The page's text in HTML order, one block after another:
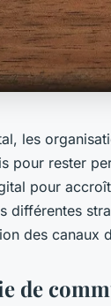
les
pour rester
pour
différentes
des canaux
de